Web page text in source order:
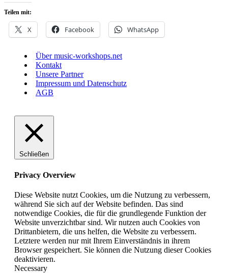
Teilen mit:
X Facebook WhatsApp
Über music-workshops.net
Kontakt
Unsere Partner
Impressum und Datenschutz
AGB
Schließen
Privacy Overview
Diese Website nutzt Cookies, um die Nutzung zu verbessern,
während Sie sich auf der Website befinden. Das sind
notwendige Cookies, die für die grundlegende Funktion der
Website unverzichtbar sind. Wir nutzen auch Cookies von
Drittanbietern, die uns helfen, die Website zu verbessern.
Letztere werden nur mit Ihrem Einverständnis in ihrem
Browser gespeichert. Sie können die Nutzung dieser Cookies
deaktivieren.
Necessary